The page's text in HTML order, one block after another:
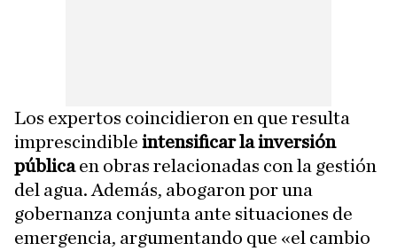
Los expertos coincidieron en que resulta
imprescindible intensificar la inversión
públicaen obras relacionadas con la gestión
del agua. Además, abogaron por una
gobernanza conjunta ante situaciones de
emergencia, argumentando que «el cambio